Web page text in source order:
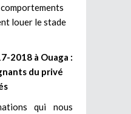
louer le stade
2018 à Ouaga :
du privé
qui nous